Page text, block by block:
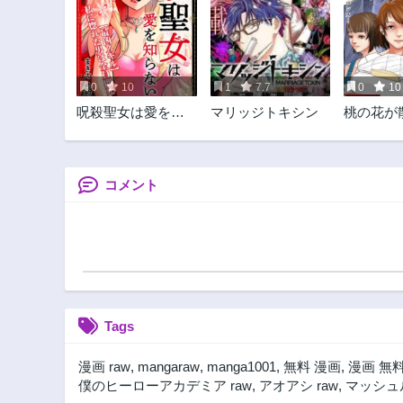
第314.2話
3ヶ月前
第311話
1年前
第306話
1年前
第301話
第277話
2年前
0 10
呪殺聖女は愛を知
1 7.7
マリッジトキシン
0 10
桃の花が
コメント
Tags
漫画 raw, mangaraw, manga1001, 無料 漫画, 漫画 無
僕のヒーローアカデミア raw, アオアシ raw, マッシュ